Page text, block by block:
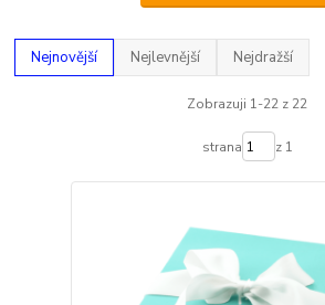
Nejnovější Nejlevnější Nejdražší
Zobrazuji 1-22 z 22
strana z 1